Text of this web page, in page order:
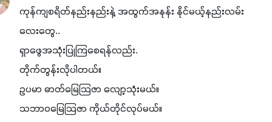
ကုန်ကျစရိတ်နည်းနည်းနဲ့ အထွက်အနုန်း နိုင်မယ့်နည်းလမ်း
လေးတွေ..
ရှာဖွေအသုံးပြုကြစေရန်လည်း.
တိုက်တွန်းလိုပါတယ်။
ဥပမာ ဓာတ်မြေသြဇာ လျော့သုံးမယ်။
သဘာဝမြေသြဇာ ကိုယ်တိုင်လုပ်မယ်။